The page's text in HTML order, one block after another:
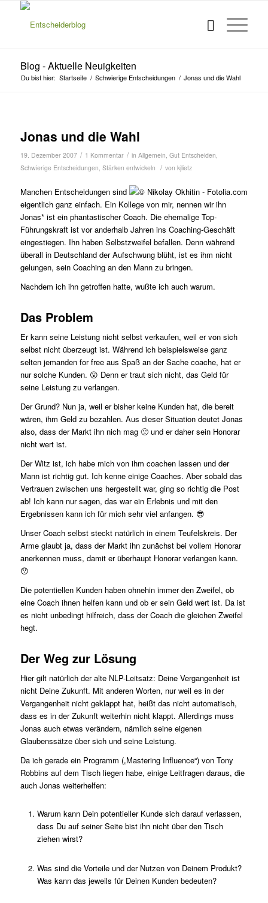
Blog - Aktuelle Neuigkeiten
Du bist hier: Startseite / Schwierige Entscheidungen / Jonas und die Wahl
Jonas und die Wahl
19. Dezember 2007 / 1 Kommentar / in Allgemein, Gut Entscheiden,
Schwierige Entscheidungen, Stärken entwickeln / von kjlietz
Manchen Entscheidungen sind
eigentlich ganz einfach. Ein Kollege von mir, nennen wir ihn
Jonas* ist ein phantastischer Coach. Die ehemalige Top-
Führungskraft ist vor anderhalb Jahren ins Coaching-Geschäft
eingestiegen. Ihn haben Selbstzweifel befallen. Denn während
überall in Deutschland der Aufschwung blüht, ist es ihm nicht
gelungen, sein Coaching an den Mann zu bringen.
Nachdem ich ihn getroffen hatte, wußte ich auch warum.
Das Problem
Er kann seine Leistung nicht selbst verkaufen, weil er von sich
selbst nicht überzeugt ist. Während ich beispielsweise ganz
selten jemanden for free aus Spaß an der Sache coache, hat er
nur solche Kunden. 😮 Denn er traut sich nicht, das Geld für
seine Leistung zu verlangen.
Der Grund? Nun ja, weil er bisher keine Kunden hat, die bereit
wären, ihm Geld zu bezahlen. Aus dieser Situation deutet Jonas
also, dass der Markt ihn nich mag 🙁 und er daher sein Honorar
nicht wert ist.
Der Witz ist, ich habe mich von ihm coachen lassen und der
Mann ist richtig gut. Ich kenne einige Coaches. Aber sobald das
Vertrauen zwischen uns hergestellt war, ging so richtig die Post
ab! Ich kann nur sagen, das war ein Erlebnis und mit den
Ergebnissen kann ich für mich sehr viel anfangen. 😎
Unser Coach selbst steckt natürlich in einem Teufelskreis. Der
Arme glaubt ja, dass der Markt ihn zunächst bei vollem Honorar
anerkennen muss, damit er überhaupt Honorar verlangen kann.
😯
Die potentiellen Kunden haben ohnehin immer den Zweifel, ob
eine Coach ihnen helfen kann und ob er sein Geld wert ist. Da ist
es nicht unbedingt hilfreich, dass der Coach die gleichen Zweifel
hegt.
Der Weg zur Lösung
Hier gilt natürlich der alte NLP-Leitsatz: Deine Vergangenheit ist
nicht Deine Zukunft. Mit anderen Worten, nur weil es in der
Vergangenheit nicht geklappt hat, heißt das nicht automatisch,
dass es in der Zukunft weiterhin nicht klappt. Allerdings muss
Jonas auch etwas verändern, nämlich seine eigenen
Glaubenssätze über sich und seine Leistung.
Da ich gerade ein Programm („Mastering Influence“) von Tony
Robbins auf dem Tisch liegen habe, einige Leitfragen daraus, die
auch Jonas weiterhelfen:
Warum kann Dein potentieller Kunde sich darauf verlassen,
dass Du auf seiner Seite bist ihn nicht über den Tisch
ziehen wirst?
Was sind die Vorteile und der Nutzen von Deinem Produkt?
Was kann das jeweils für Deinen Kunden bedeuten?